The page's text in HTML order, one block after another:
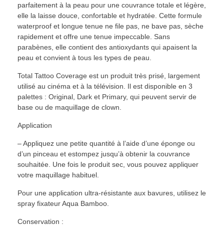
parfaitement à la peau pour une couvrance totale et légère,
elle la laisse douce, confortable et hydratée. Cette formule
waterproof et longue tenue ne file pas, ne bave pas, sèche
rapidement et offre une tenue impeccable. Sans
parabènes, elle contient des antioxydants qui apaisent la
peau et convient à tous les types de peau.
Total Tattoo Coverage est un produit très prisé, largement
utilisé au cinéma et à la télévision. Il est disponible en 3
palettes : Original, Dark et Primary, qui peuvent servir de
base ou de maquillage de clown.
Application
– Appliquez une petite quantité à l’aide d’une éponge ou
d’un pinceau et estompez jusqu’à obtenir la couvrance
souhaitée. Une fois le produit sec, vous pouvez appliquer
votre maquillage habituel.
Pour une application ultra-résistante aux bavures, utilisez le
spray fixateur Aqua Bamboo.
Conservation :